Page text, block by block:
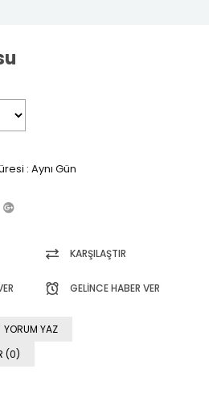
: Aynı Gün
KARŞILAŞTIR
GELINCE HABER VER
YORUM YAZ
(0)